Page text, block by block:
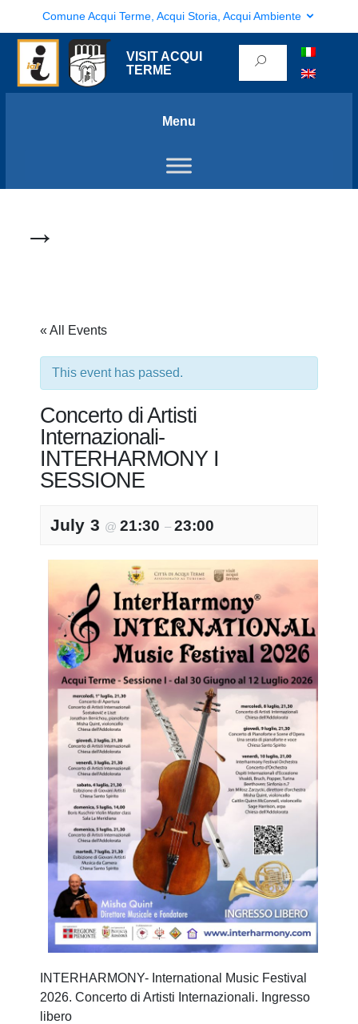
Comune Acqui Terme, Acqui Storia, Acqui Ambiente
VISIT ACQUI
TERME
Menu
→
« All Events
This event has passed.
Concerto di Artisti
Internazionali-
INTERHARMONY I
SESSIONE
July 3 @ 21:30 – 23:00
INTERHARMONY- International Music Festival
2026. Concerto di Artisti Internazionali. Ingresso
libero